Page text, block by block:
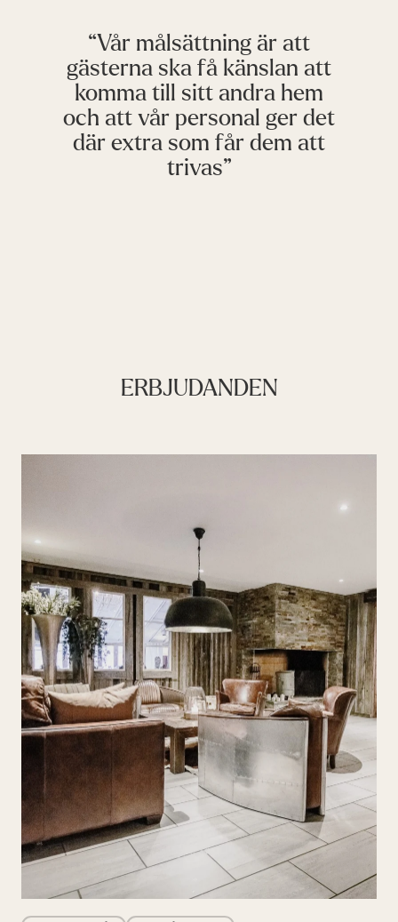
Vår målsättning är att
gästerna ska få känslan att
komma till sitt andra hem
och att vår personal ger det
där extra som får dem att
trivas
ERBJUDANDEN